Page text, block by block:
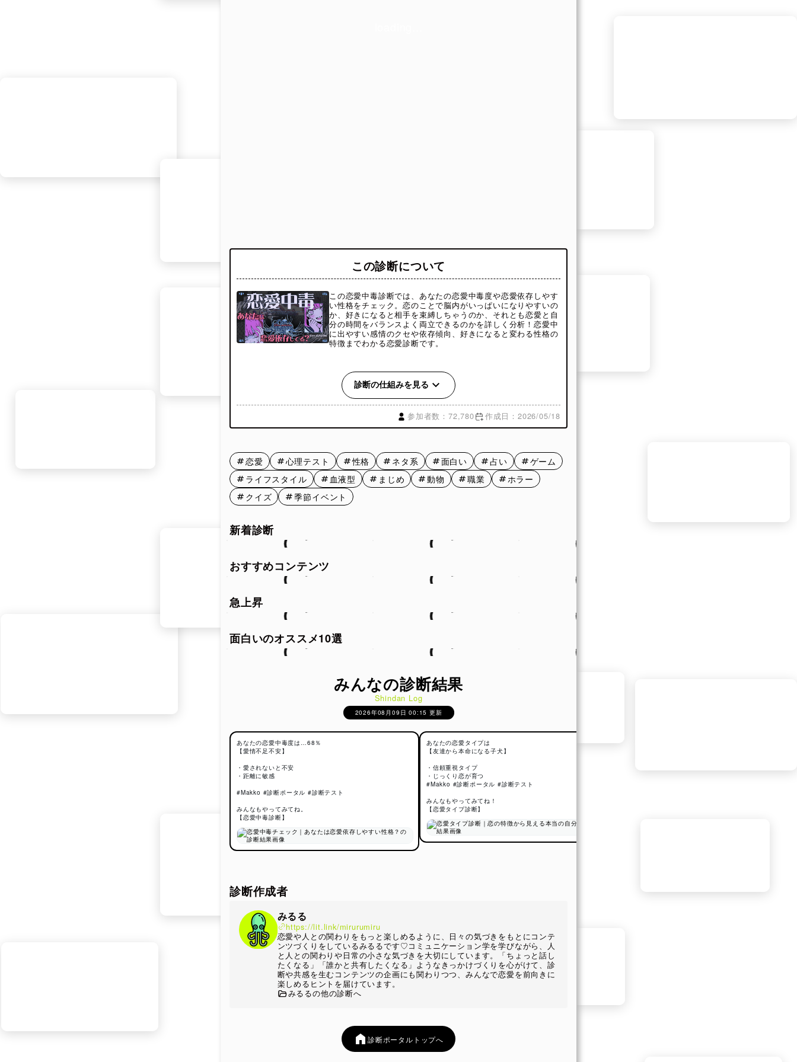
この診断について
この恋愛中毒診断では、あなたの恋愛中毒度や恋愛依存しやす
い性格をチェック。恋のことで脳内がいっぱいになりやすいの
か、好きになると相手を束縛しちゃうのか、それとも恋愛と自
分の時間をバランスよく両立できるのかを詳しく分析！恋愛中
に出やすい感情のクセや依存傾向、好きになると変わる性格の
特徴までわかる恋愛診断です。
恋愛中毒とは、恋愛や特定の相手に強く依存し、気持ちや行動の中心が“恋愛だ
け”になってしまいやすい状態のことを指します。 「好きな人のことで頭がいっぱ
いになる」「連絡が来ないだけで不安になる」「恋人がいないと落ち着かない」
一般的には「恋愛依存」「恋愛依存症」と呼ばれることもあり、自己肯定感や不
安感、愛情への敏感さなどが関係しているとも言われています。
もちろん、好きな人を大切に思うこと自体は自然な感情です。 ただ、恋愛によっ
て気分が大きく左右されたり、自分らしさを見失いやすくなったりすると、心が
疲れてしまうこともあります。
向などから、あなたの“恋愛中毒度”を分析していきます。
恋愛中毒になりやすい人の特徴
例えば、「恋人の反応ひとつで気分が変わる」「返信が遅いだけで不安になる」
「恋愛中は友達や趣味より相手を優先しがち」といった傾向は、依存型の恋愛ス
タイルで見られやすい特徴です。
また、嫌われることへの恐怖が強く、無理に相手に合わせてしまったり、尽くし
すぎたりするケースもあります。 反対に、不安から束縛や嫉妬が強くなるタイプ
一方で、恋愛に夢中になれることや、相手を深く愛せることは悪いことではな
く、大きな愛情深さや一途さにつながる側面もあります。
大切なのは、「恋愛が人生のすべてになっていないか」「自分自身の気持ちも大
切にできているか」というバランスです。
この診断のロジック
この診断では、恋愛中に起こりやすい感情変化や行動パターンをもとに、あなた
の“恋愛への依存バランス”を分析しています。
コミュニケーション学の視点をベースに、「人はなぜ相手の反応に不安を感じる
のか」「恋愛中にどんな距離感を求めやすいのか」といった“対人関係のクセ”に着
目。 単なる性格診断ではなく、恋愛中に起こりやすい心理反応や感情の揺れ方を
細かく整理できるよう設計されています。
返信や態度への敏感さ
相手との距離感の取り方
恋愛と自己肯定感の結びつき
不安時の行動パターン
愛情確認の求めやすさ
といった項目をもとに分析します。
ミュニケーションにおける依存・安心感の考え方も参考にしながら、「恋愛中の
自分」がどんな状態になりやすいのかを可視化しています。
また、「尽くし型」「不安型」「没頭型」「束縛型」など、依存の出方の違いま
診断の仕組みを見る
参加者数：72,780 作成日：2026/05/18
恋愛 心理テスト 性格 ネタ系 面白い 占い
ゲーム
ライフスタイル
血液型 まじめ 動物 職業
ホラー
クイズ
季節イベント
新着診断
おすすめコンテンツ
急上昇
面白いのオススメ10選
みんなの診断結果
Shindan Log
2026年08月09日 00:15 更新
あなたの恋愛中毒度は…68％
【愛情不足不安】
・愛されないと不安
・距離に敏感
#Makko #診断ポータル #診断テスト
みんなもやってみてね。
【恋愛中毒診断】
あなたの恋愛タイプは
【友達から本命になる子犬】
・信頼重視タイプ
・じっくり恋が育つ
#Makko #診断ポータル #診断テスト
みんなもやってみてね！
【恋愛タイプ診断】
診断作成者
みるる
https://lit.link/mirurumiru
恋愛や人との関わりをもっと楽しめるように、日々の気づきをもとにコンテ
ンツづくりをしているみるるです♡コミュニケーション学を学びながら、人
と人との関わりや日常の小さな気づきを大切にしています。「ちょっと話し
たくなる」「誰かと共有したくなる」ようなきっかけづくりを心がけて、診
断や共感を生むコンテンツの企画にも関わりつつ、みんなで恋愛を前向きに
楽しめるヒントを届けています。
みるるの他の診断へ
診断ポータルトップへ